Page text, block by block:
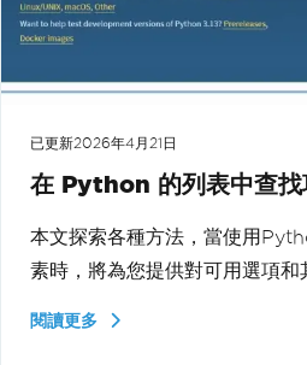
已更新2026年4月21日
在 Python 的列表中查找
本文探索各種方法，當使用
素時，將為您提供對可用選項和
閱讀更多